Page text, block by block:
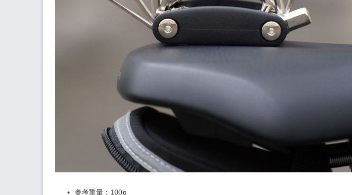
参考重量：100g